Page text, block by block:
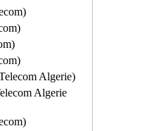
Algerie)
Algerie